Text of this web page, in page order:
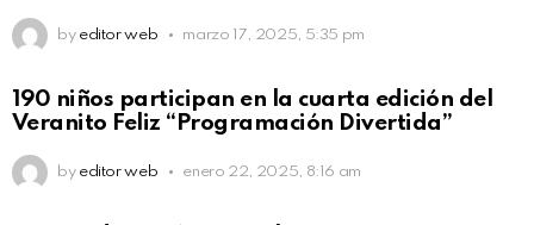
by editor web marzo 17, 2025, 5:35 pm
190 niños participan en la cuarta edición del
Veranito Feliz “Programación Divertida”
by editor web enero 22, 2025, 8:16 am